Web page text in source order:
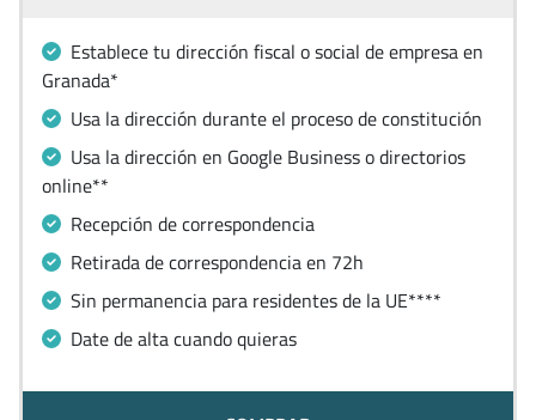
Establece tu dirección fiscal o social de empresa en
Granada*
Usa la dirección durante el proceso de constitución
Usa la dirección en Google Business o directorios
online**
Recepción de correspondencia
Retirada de correspondencia en 72h
Sin permanencia para residentes de la UE****
Date de alta cuando quieras